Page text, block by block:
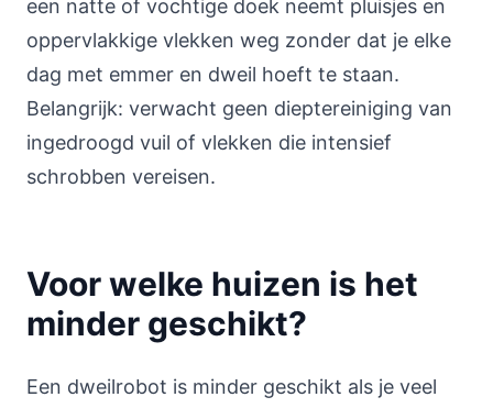
een natte of vochtige doek neemt pluisjes en
oppervlakkige vlekken weg zonder dat je elke
dag met emmer en dweil hoeft te staan.
Belangrijk: verwacht geen dieptereiniging van
ingedroogd vuil of vlekken die intensief
schrobben vereisen.
Voor welke huizen is het
minder geschikt?
Een dweilrobot is minder geschikt als je veel